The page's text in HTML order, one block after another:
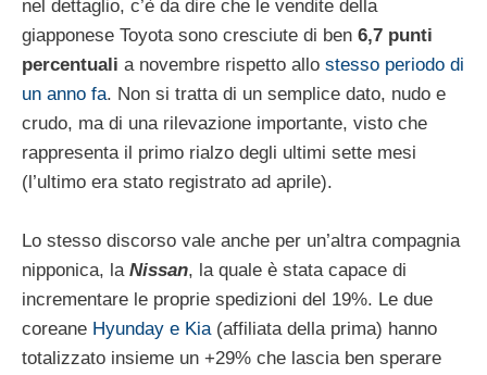
nel dettaglio, c’è da dire che le vendite della
giapponese Toyota sono cresciute di ben 6,7 punti
percentuali a novembre rispetto allo stesso periodo di
un anno fa. Non si tratta di un semplice dato, nudo e
crudo, ma di una rilevazione importante, visto che
rappresenta il primo rialzo degli ultimi sette mesi
(l’ultimo era stato registrato ad aprile).
Lo stesso discorso vale anche per un’altra compagnia
nipponica, la Nissan, la quale è stata capace di
incrementare le proprie spedizioni del 19%. Le due
coreane Hyunday e Kia(affiliata della prima) hanno
totalizzato insieme un +29% che lascia ben sperare